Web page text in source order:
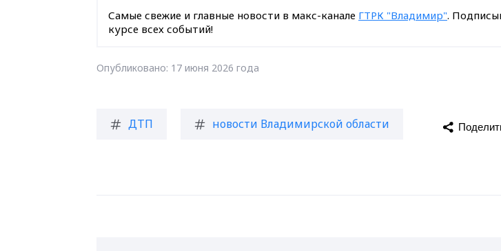
Самые свежие и главные новости в макс-канале ГТРК "Владимир".
курсе всех событий!
Опубликовано: 17 июня 2026 года
ДТП новости Владимирской области